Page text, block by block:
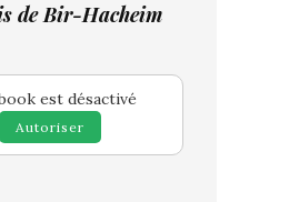
de Bir-Hacheim
est désactivé
Autoriser